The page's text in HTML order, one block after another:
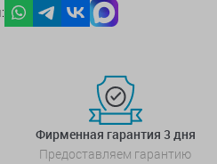
Фирменная гарантия 3 дня
Предоставляем гарантию